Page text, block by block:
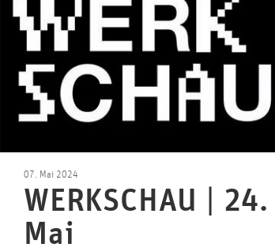
07. Mai 2024
WERKSCHAU |
Mai